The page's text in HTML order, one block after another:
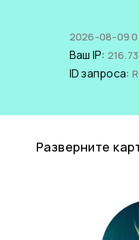
2026-08-09
Ваш IP:
ID запроса:
Разверните